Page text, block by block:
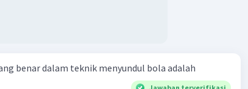
benar dalam teknik menyundul bola adalah​